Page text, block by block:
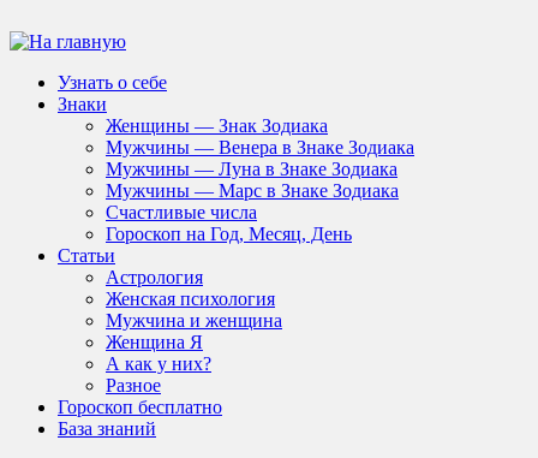
Узнать о себе
Знаки
Женщины — Знак Зодиака
Мужчины — Венера в Знаке Зодиака
Мужчины — Луна в Знаке Зодиака
Мужчины — Марс в Знаке Зодиака
Счастливые числа
Гороскоп на Год, Месяц, День
Статьи
Астрология
Женская психология
Мужчина и женщина
Женщина Я
А как у них?
Разное
Гороскоп бесплатно
База знаний